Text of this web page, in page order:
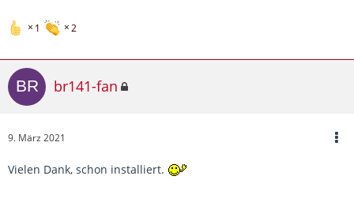
1 2
br141-fan
9. März 2021
Vielen Dank, schon installiert.